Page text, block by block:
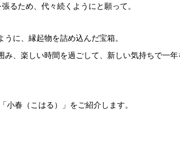
るため、代々続くようにと願って。
に、縁起物を詰め込んだ宝箱。
み、楽しい時間を過ごして、新しい気持ちで一
春（こはる）」をご紹介します。